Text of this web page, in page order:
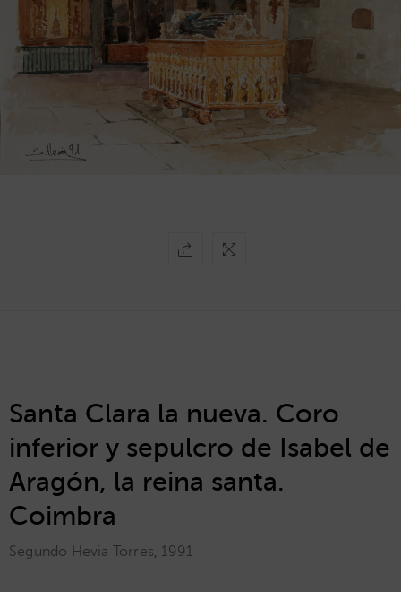
Santa Clara la nueva. Coro
inferior y sepulcro de Isabel de
Aragón, la reina santa.
Coimbra
Segundo Hevia Torres, 1991
ABANCA